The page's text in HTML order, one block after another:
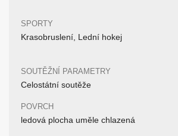
SPORTY
Krasobruslení, Lední hokej
SOUTĚŽNÍ PARAMETRY
Celostátní soutěže
POVRCH
ledová plocha uměle chlazená